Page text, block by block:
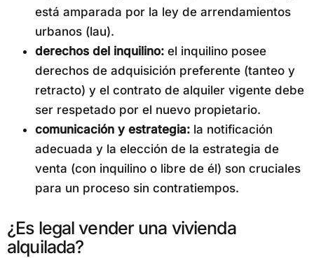
está amparada por la ley de arrendamientos
urbanos (lau).
derechos del inquilino: el inquilino posee
derechos de adquisición preferente (tanteo y
retracto) y el contrato de alquiler vigente debe
ser respetado por el nuevo propietario.
comunicación y estrategia: la notificación
adecuada y la elección de la estrategia de
venta (con inquilino o libre de él) son cruciales
para un proceso sin contratiempos.
¿Es legal vender una vivienda
alquilada?